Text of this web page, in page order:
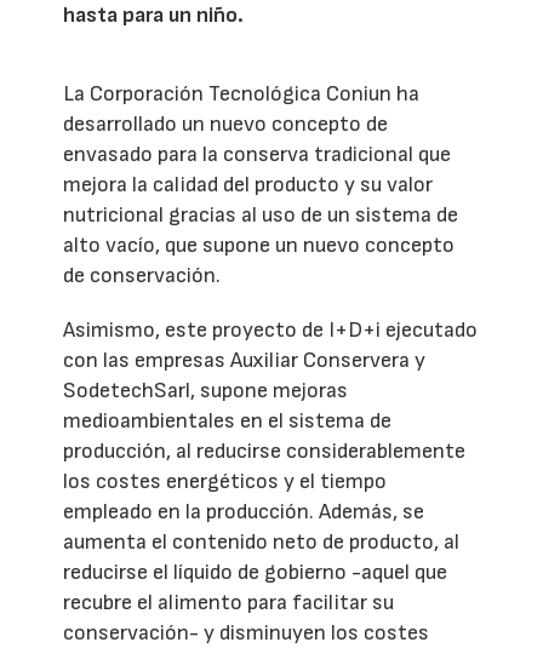
hasta para un niño.
La Corporación Tecnológica Coniun ha
desarrollado un nuevo concepto de
envasado para la conserva tradicional que
mejora la calidad del producto y su valor
nutricional gracias al uso de un sistema de
alto vacío, que supone un nuevo concepto
de conservación.
Asimismo, este proyecto de I+D+i ejecutado
con las empresas Auxiliar Conservera y
SodetechSarl, supone mejoras
medioambientales en el sistema de
producción, al reducirse considerablemente
los costes energéticos y el tiempo
empleado en la producción. Además, se
aumenta el contenido neto de producto, al
reducirse el líquido de gobierno -aquel que
recubre el alimento para facilitar su
conservación- y disminuyen los costes